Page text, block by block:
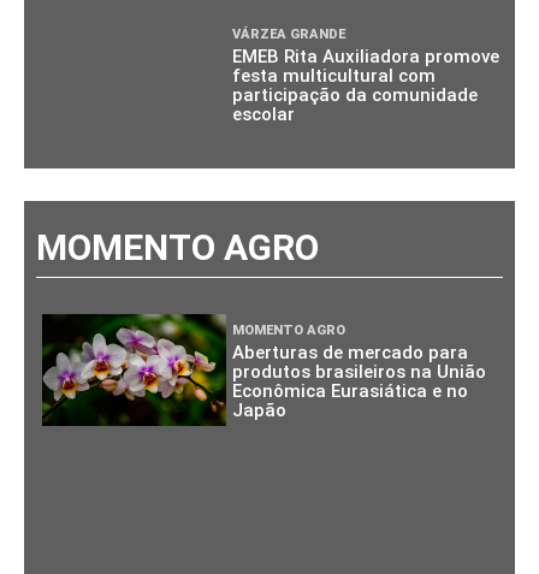
VÁRZEA GRANDE
EMEB Rita Auxiliadora promove
festa multicultural com
participação da comunidade
escolar
MOMENTO AGRO
MOMENTO AGRO
Aberturas de mercado para
produtos brasileiros na União
Econômica Eurasiática e no
Japão